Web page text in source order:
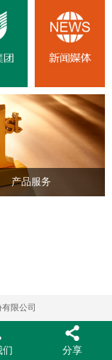
产品服务
限公司
们 分享